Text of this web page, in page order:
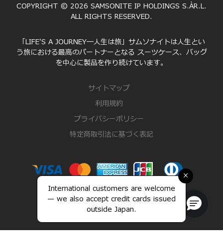
×
International customers are welcome
— we also accept credit cards issued
outside Japan.
COPYRIGHT © 2026 SAMSONITE IP HOLDINGS S.ÀR.L.
ALL RIGHTS RESERVED.
「LIFE'S A JOURNEY―人生は旅」サムソナイトは人生とい
う旅における最高のパートナーとなる スーツケース、バッグ
を中心に製品を作り続けています。
サイトマップ
利用規約
プライバシーポリシー
特定商取引法に基づく表記